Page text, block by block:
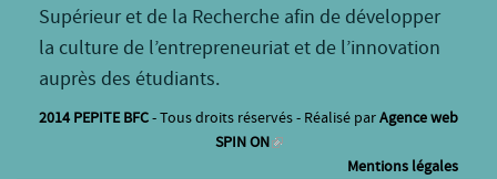
Supérieur et de la Recherche afin de développer
la culture de l’entrepreneuriat et de l’innovation
auprès des étudiants.
2014 PEPITE BFC- Tous droits réservés - Réalisé parAgence web
SPIN ON
Mentions légales